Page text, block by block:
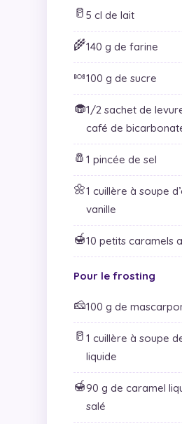
🥛 5 cl de lait
🌾140 g de farine
🍬100 g de sucre
🧁1/2 sachet de
café de
🧂 1 pincée de sel
🌼1 cuillère à soupe
vanille
🍯10 petits caramels
Pour le frosting
🧀100 g de
🥛 1 cuillère à soupe
liquide
🍯90 g de caramel
salé